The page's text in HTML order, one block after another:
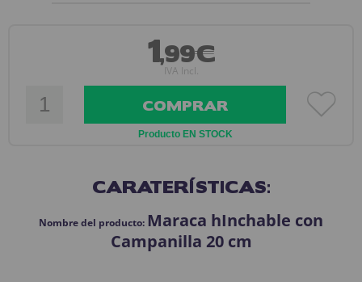
1,99€
IVA Incl.
COMPRAR
Producto EN STOCK
CARATERÍSTICAS:
Nombre del producto: Maraca hInchable con
Campanilla 20 cm